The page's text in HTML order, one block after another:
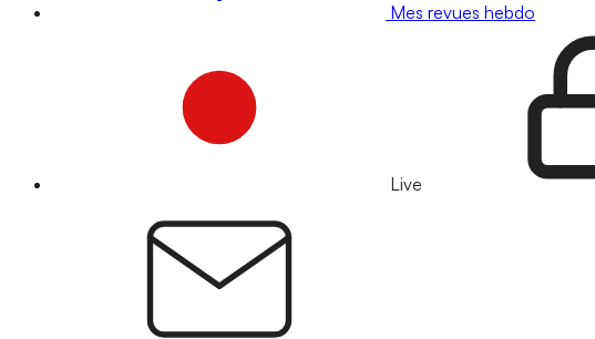
Mes revues hebdo
Live